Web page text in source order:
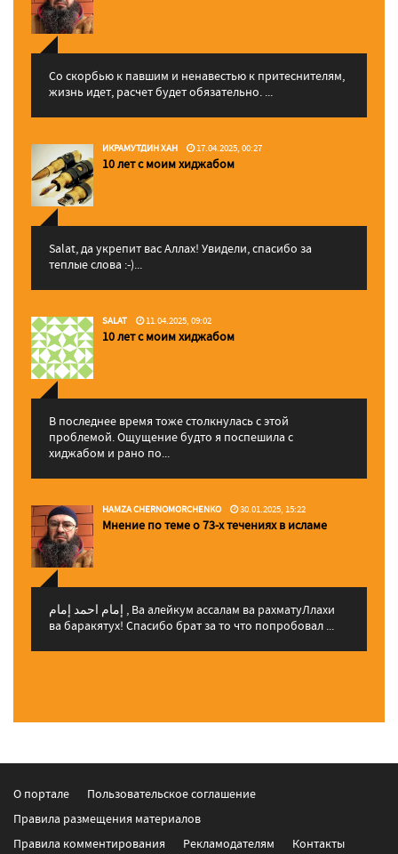
Со скорбью к павшим и ненавестью к притеснителям,
жизнь идет, расчет будет обязательно. ...
ИКРАМУТДИН ХАН 17.04.2025, 00:27
10 лет с моим хиджабом
Salat, да укрепит вас Аллаx! Увидели, спасибо за
теплые слова :-)...
SALAT 11.04.2025, 09:02
10 лет с моим хиджабом
В последнее время тоже столкнулась с этой
проблемой. Ощущение будто я поспешила с
хиджабом и рано по...
HAMZA CHERNOMORCHENKO 30.01.2025, 15:22
Мнение по теме о 73-х течениях в исламе
إمام احمد إمام , Ва алейкум ассалам ва рахматуЛлахи
ва баракятух! Спасибо брат за то что попробовал ...
О портале
Пользовательское соглашение
Правила размещения материалов
Правила комментирования
Рекламодателям Контакты